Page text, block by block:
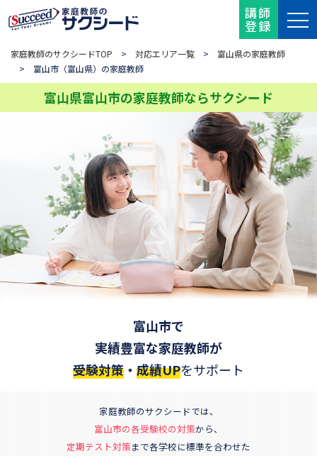
講師
登録
家庭教師のサクシードTOP > 対応エリア一覧 > 富山県の家庭教師
> 富山市（富山県）の家庭教師
富山県富山市の家庭教師ならサクシード
富山市で
実績豊富な家庭教師が
受験対策 ・ 成績UPをサポート
家庭教師のサクシードでは、
富山市の各受験校の対策から、
定期テスト対策まで各学校に標準を合わせた